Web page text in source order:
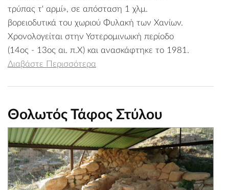
τρύπας τ' αρμί», σε απόσταση 1 χλμ.
βορειοδυτικά του χωριού Φυλακή των Χανίων.
Χρονολογείται στην Υστερομινωική περίοδο
(14ος - 13ος αι. π.Χ) και ανασκάφτηκε το 1981.
Διαβάστε Περισσότερα
Θολωτός Τάφος Στύλου